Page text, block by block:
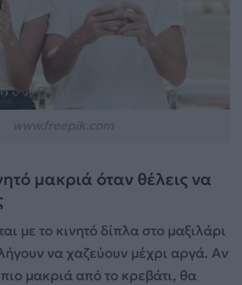
μακριά όταν θέλεις να
με το κινητό δίπλα στο μαξιλάρι
να χαζεύουν μέχρι αργά. Αν
μακριά από το κρεβάτι, θα